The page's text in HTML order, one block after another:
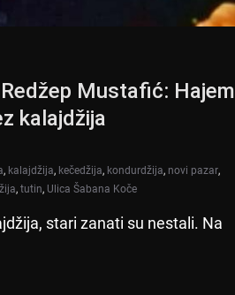
Mustafić: Hajem
kalajdžija
, kalajdžija, kečedžija, kondurdžija, novi pazar,
, tutin, Ulica Šabana Koče
stari zanati su nestali. Na